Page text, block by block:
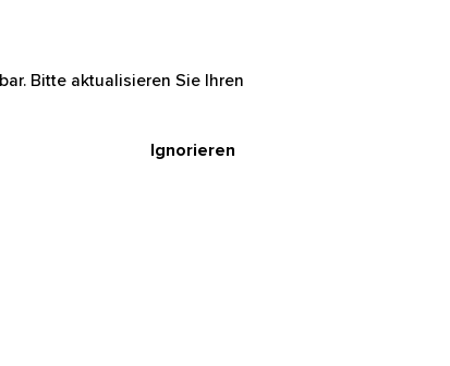
Bitte aktualisieren Sie Ihren
Ignorieren